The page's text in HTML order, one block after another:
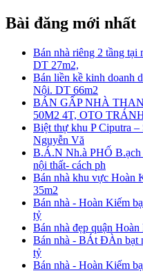
Bài đăng mới nhất
Bán nhà riêng 2 tầng
DT 27m2,
Bán liền kề kinh doanh
Nội. DT 66m2
BÁN GẤP NHÀ
50M2 4T, OTO
Biệt thự khu P Ciputra –
Nguyễn Vă
B.Á.N Nh.à PHỐ
nội thất- cách ph
Bán nhà khu vực Hoàn
35m2
Bán nhà - Hoàn Kiếm
tỷ
Bán nhà đẹp quận
Bán nhà - BÁt ĐÀn bạt
tỷ
Bán nhà - Hoàn Kiếm